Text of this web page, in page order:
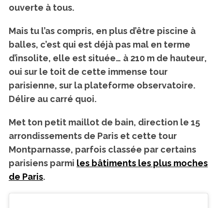
ouverte à tous.
Mais tu l’as compris, en plus d’être piscine à
balles, c’est qui est déjà pas mal en terme
d’insolite, elle est située… à 210 m de hauteur,
oui sur le toit de cette immense tour
parisienne, sur la plateforme observatoire.
Délire au carré quoi.
Met ton petit maillot de bain, direction le 15
arrondissements de Paris et cette tour
Montparnasse, parfois classée par certains
parisiens parmi les bâtiments les plus moches
de Paris.